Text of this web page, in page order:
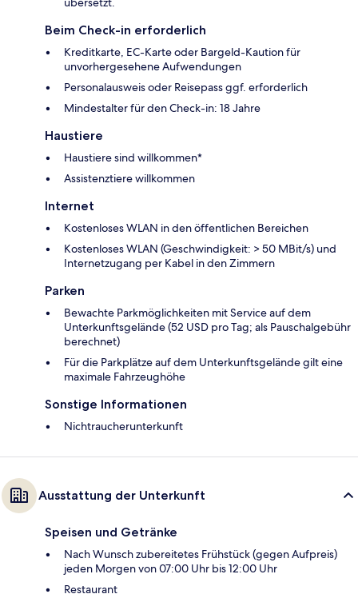
Beim Check-in erforderlich
Kreditkarte, EC-Karte oder Bargeld-Kaution für
unvorhergesehene Aufwendungen
Personalausweis oder Reisepass ggf. erforderlich
Mindestalter für den Check-in: 18 Jahre
Haustiere
Haustiere sind willkommen*
Assistenztiere willkommen
Internet
Kostenloses WLAN in den öffentlichen Bereichen
Kostenloses WLAN (Geschwindigkeit: > 50 MBit/s) und
Internetzugang per Kabel in den Zimmern
Parken
Bewachte Parkmöglichkeiten mit Service auf dem
Unterkunftsgelände (52 USD pro Tag; als Pauschalgebühr
berechnet)
Für die Parkplätze auf dem Unterkunftsgelände gilt eine
maximale Fahrzeughöhe
Sonstige Informationen
Nichtraucherunterkunft
Ausstattung der Unterkunft
Speisen und Getränke
Nach Wunsch zubereitetes Frühstück (gegen Aufpreis)
jeden Morgen von 07:00 Uhr bis 12:00 Uhr
Restaurant